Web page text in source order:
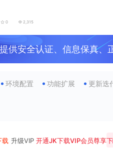
0 2,315
供安全认证、信息保真、
环境配置 功能扩展 更新迭
载 升级VIP 开通JK下载VIP会员尊享